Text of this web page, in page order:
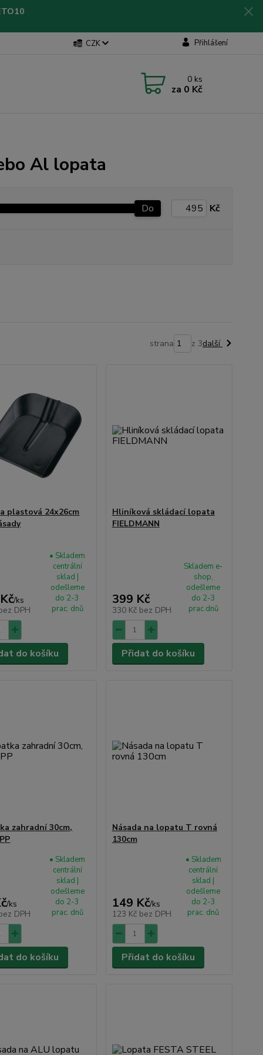
CZK Přihlášení
0 ks
za 0 Kč
Al lopata
Do Kč
strana z 3další
plastová 24x26cm
/ks
DPH
• Skladem
centrální
sklad |
odešleme
do 2-3
prac. dnů
do košíku
Hliníková skládací lopata
FIELDMANN
399 Kč
330 Kč bez DPH
Skladem e-
shop,
odešleme
do 2-3
prac.dnů
Přidat do košíku
zahradní 30cm,
/ks
DPH
• Skladem
centrální
sklad |
odešleme
do 2-3
prac. dnů
do košíku
Násada na lopatu T rovná
130cm
149 Kč/ks
123 Kč bez DPH
• Skladem
centrální
sklad |
odešleme
do 2-3
prac. dnů
Přidat do košíku